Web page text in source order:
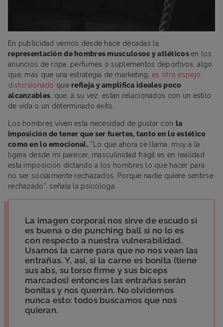
En publicidad vemos desde hace décadas la
representación de hombres musculosos y atléticosen los
anuncios de ropa, perfumes o suplementos deportivos, algo
que, más que una estrategia de marketing,es otro espejo
distorsionado querefleja y amplifica ideales poco
alcanzables , que, a su vez, están relacionados con un estilo
de vida o un determinado éxito.
Los hombres viven esta necesidad de gustar con la
imposición de tener que ser fuertes, tanto en lo estético
como en lo emocional. “Lo que ahora se llama, muy a la
ligera desde mi parecer, masculinidad frágil es en realidad
esta imposición dictando a los hombres lo que hacer para
no ser socialmente rechazados. Porque nadie quiere sentirse
rechazado”, señala la psicóloga.
La imagen corporal nos sirve de escudo si
es buena o de punching ball si no lo es
con respecto a nuestra vulnerabilidad.
Usamos la carne para que no nos vean las
entrañas. Y, así, si la carne es bonita (tiene
sus abs, su torso firme y sus bíceps
marcados) entonces las entrañas serán
bonitas y nos querrán. No olvidemos
nunca esto: todos buscamos que nos
quieran.